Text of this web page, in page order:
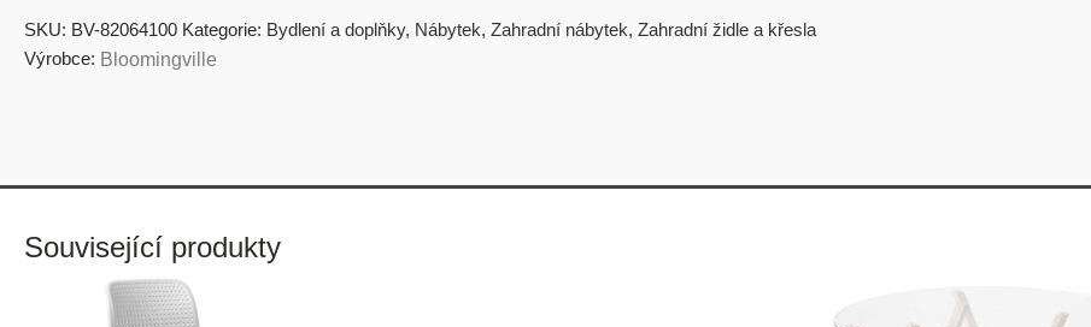
SKU: BV-82064100 Kategorie: Bydlení a doplňky, Nábytek, Zahradní nábytek, Zahradní židle a křesla
Výrobce: Bloomingville
Související produkty